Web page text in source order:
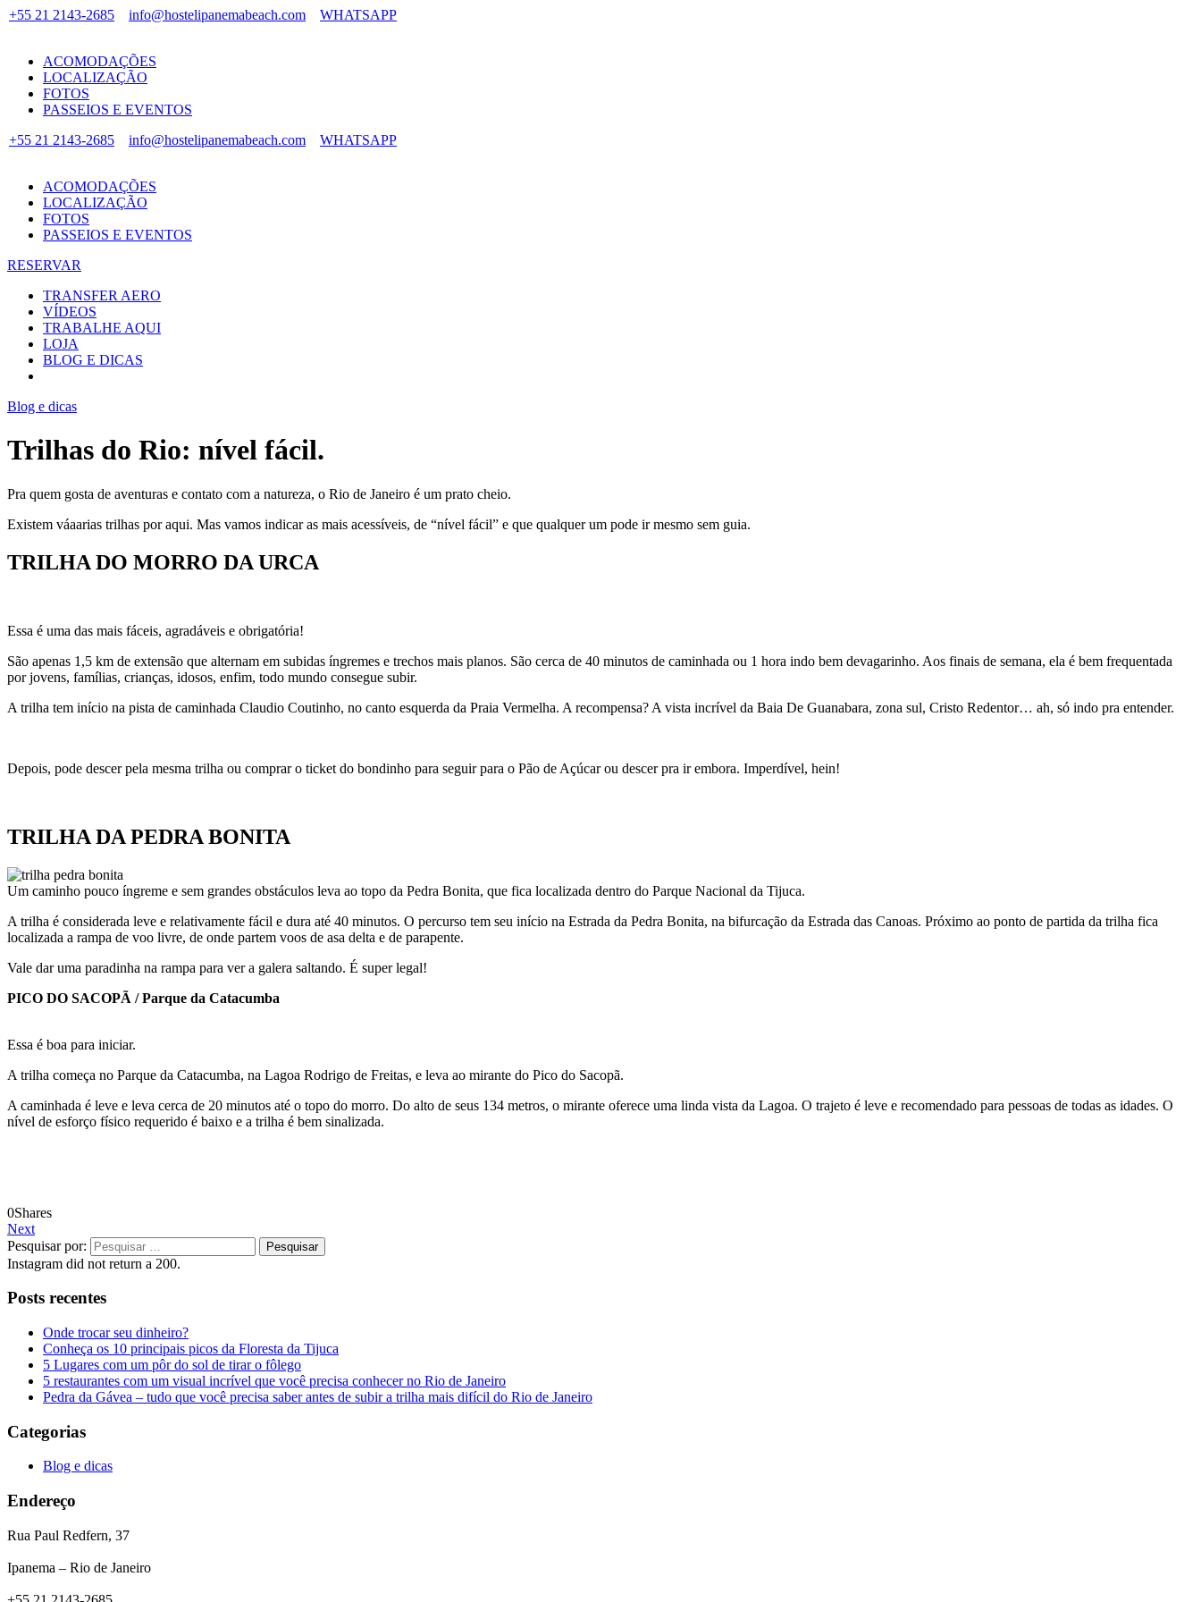
+55 21 2143-2685 info@hostelipanemabeach.com WHATSAPP
ACOMODAÇÕES
LOCALIZAÇÃO
FOTOS
PASSEIOS E EVENTOS
+55 21 2143-2685
info@hostelipanemabeach.com WHATSAPP
ACOMODAÇÕES
LOCALIZAÇÃO
FOTOS
PASSEIOS E EVENTOS
RESERVAR
TRANSFER AERO
VÍDEOS
TRABALHE AQUI
LOJA
BLOG E DICAS
Blog e dicas
Trilhas do Rio: nível fácil.
Pra quem gosta de aventuras e contato com a natureza, o Rio de Janeiro é um prato cheio.
Existem váaarias trilhas por aqui. Mas vamos indicar as mais acessíveis, de “nível fácil” e que qualquer um pode ir mesmo sem guia.
TRILHA DO MORRO DA URCA
Essa é uma das mais fáceis, agradáveis e obrigatória!
São apenas 1,5 km de extensão que alternam em subidas íngremes e trechos mais planos. São cerca de 40 minutos de caminhada ou 1 hora indo bem devagarinho. Aos finais de semana, ela é bem frequentada
por jovens, famílias, crianças, idosos, enfim, todo mundo consegue subir.
A trilha tem início na pista de caminhada Claudio Coutinho, no canto esquerda da Praia Vermelha. A recompensa? A vista incrível da Baia De Guanabara, zona sul, Cristo Redentor… ah, só indo pra entender.
Depois, pode descer pela mesma trilha ou comprar o ticket do bondinho para seguir para o Pão de Açúcar ou descer pra ir embora. Imperdível, hein!
TRILHA DA PEDRA BONITA
Um caminho pouco íngreme e sem grandes obstáculos leva ao topo da Pedra Bonita, que fica localizada dentro do Parque Nacional da Tijuca.
A trilha é considerada leve e relativamente fácil e dura até 40 minutos. O percurso tem seu início na Estrada da Pedra Bonita, na bifurcação da Estrada das Canoas. Próximo ao ponto de partida da trilha fica
localizada a rampa de voo livre, de onde partem voos de asa delta e de parapente.
Vale dar uma paradinha na rampa para ver a galera saltando. É super legal!
PICO DO SACOPÃ / Parque da Catacumba
Essa é boa para iniciar.
A trilha começa no Parque da Catacumba, na Lagoa Rodrigo de Freitas, e leva ao mirante do Pico do Sacopã.
A caminhada é leve e leva cerca de 20 minutos até o topo do morro. Do alto de seus 134 metros, o mirante oferece uma linda vista da Lagoa. O trajeto é leve e recomendado para pessoas de todas as idades. O
nível de esforço físico requerido é baixo e a trilha é bem sinalizada.
0Shares
Next
Pesquisar por:
Instagram did not return a 200.
Posts recentes
Onde trocar seu dinheiro?
Conheça os 10 principais picos da Floresta da Tijuca
5 Lugares com um pôr do sol de tirar o fôlego
5 restaurantes com um visual incrível que você precisa conhecer no Rio de Janeiro
Pedra da Gávea – tudo que você precisa saber antes de subir a trilha mais difícil do Rio de Janeiro
Categorias
Blog e dicas
Endereço
Rua Paul Redfern, 37
Ipanema – Rio de Janeiro